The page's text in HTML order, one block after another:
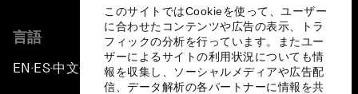
このサイトではCookieを使って、ユーザー
に合わせたコンテンツや広告の表示、トラ
フィックの分析を行っています。またユー
ザーによるサイトの利用状況についても情
報を収集し、ソーシャルメディアや広告配
信、データ解析の各パートナーに情報を共
言語
EN ▪ES▪中文▪ 日本語